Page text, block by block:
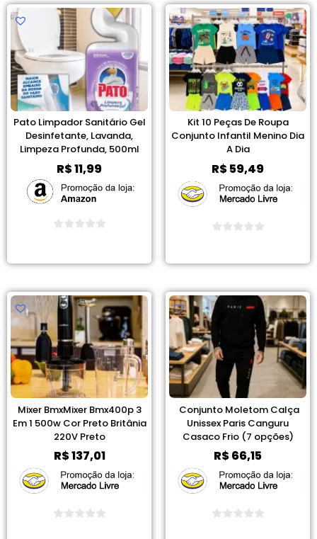
Pato Limpador Sanitário Gel
Desinfetante, Lavanda,
Limpeza Profunda, 500ml
R$11,99
Kit 10 Peças De Roupa
Conjunto Infantil Menino Dia
A Dia
R$59,49
Mixer BmxMixer Bmx400p 3
Em 1 500w Cor Preto Britânia
220V Preto
R$137,01
Conjunto Moletom Calça
Unissex Paris Canguru
Casaco Frio (7 opções)
R$66,15